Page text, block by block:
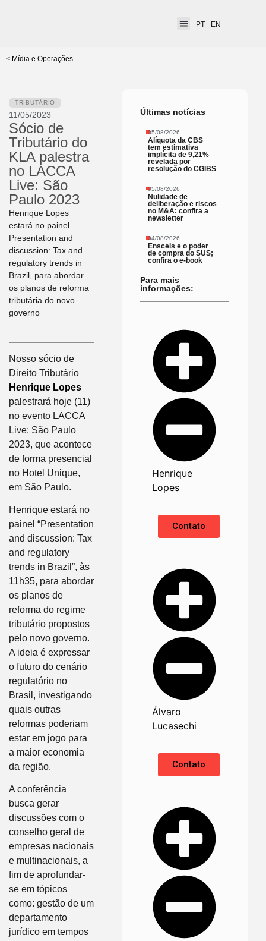
PT EN
< Mídia e Operações
TRIBUTÁRIO
11/05/2023
Sócio de
Tributário do
KLA palestra
no LACCA
Live: São
Paulo 2023
Henrique Lopes
estará no painel
Presentation and
discussion: Tax and
regulatory trends in
Brazil, para abordar
os planos de reforma
tributária do novo
governo
Nosso sócio de
Direito Tributário
Henrique Lopes
palestrará hoje (11)
no evento LACCA
Live: São Paulo
2023, que acontece
de forma presencial
no Hotel Unique,
em São Paulo.
Henrique estará no
painel “Presentation
and discussion: Tax
and regulatory
trends in Brazil”, às
11h35, para abordar
os planos de
reforma do regime
tributário propostos
pelo novo governo.
A ideia é expressar
o futuro do cenário
regulatório no
Brasil, investigando
quais outras
reformas poderiam
estar em jogo para
a maior economia
da região.
A conferência
busca gerar
discussões com o
conselho geral de
empresas nacionais
e multinacionais, a
fim de aprofundar-
se em tópicos
como: gestão de um
departamento
jurídico em tempos
Últimas notícias
05/08/2026
Alíquota da CBS
tem estimativa
implícita de 9,21%
revelada por
resolução do CGIBS
05/08/2026
Nulidade de
deliberação e riscos
no M&A: confira a
newsletter
04/08/2026
Ensceis e o poder
de compra do SUS;
confira o e-book
Para mais
informações:
Henrique
Lopes
Contato
Álvaro
Lucasechi
Contato